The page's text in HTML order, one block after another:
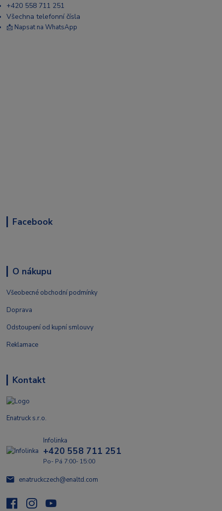
+420 558 711 251
Všechna telefonní čísla
📩 Napsat na WhatsApp
Facebook
O nákupu
Všeobecné obchodní podmínky
Doprava
Odstoupení od kupní smlouvy
Reklamace
Kontakt
Enatruck s.r.o.
Infolinka
+420 558 711 251
Po- Pá 7:00- 15:00
enatruckczech@enaltd.com